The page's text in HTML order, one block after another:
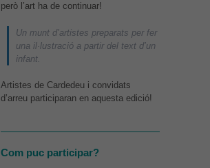
però l’art ha de continuar!
Un munt d’artistes preparats per fer
una il·lustració a partir del text d’un
infant.
Artistes de Cardedeu i convidats
d’arreu participaran en aquesta edició!
Com puc participar?